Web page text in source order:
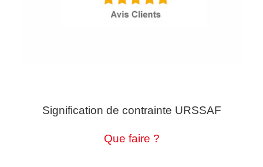
Signification de contrainte URSSAF
Que faire ?